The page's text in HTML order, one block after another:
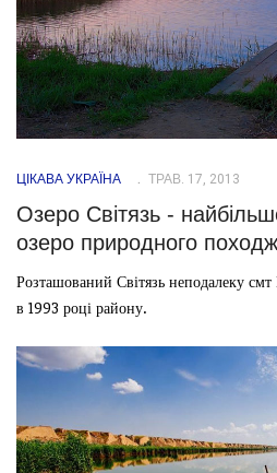
ЦІКАВА УКРАЇНА ТРАВ. 17, 2013
Озеро Світязь -
озеро природного
Розташований Світязь неподалеку
в 1993 році району.